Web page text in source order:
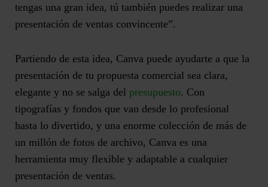
tengas una gran idea, tú también puedes realizar una
presentación de ventas convincente”.
Partiendo de esta idea, Canva puede ayudarte a que la
presentación de tu propuesta comercial sea clara,
elegante y no se salga del presupuesto. Con
tipografías y fondos que van desde lo profesional
hasta lo divertido, y una enorme colección de más de
un millón de fotos de archivo, Canva es una
herramienta muy flexible y adaptable a cualquier
presentación de ventas.